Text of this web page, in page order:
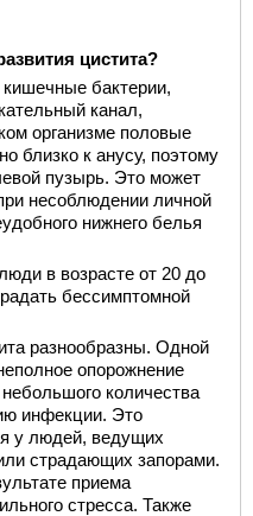
цистита?
бактерии,
канал,
организме половые
близко к анусу, поэтому
пузырь. Это может
несоблюдении личной
нижнего белья
в возрасте от 20 до
бессимптомной
разнообразны. Одной
опорожнение
количества
инфекции. Это
у людей, ведущих
страдающих запорами.
приема
стресса. Также